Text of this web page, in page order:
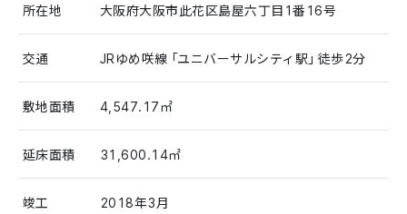
所在地 大阪府大阪市此花区島屋六丁目1番16号
交通 JRゆめ咲線「ユニバーサルシティ駅」徒歩2分
敷地面積 4,547.17㎡
延床面積 31,600.14㎡
竣工 2018年3月